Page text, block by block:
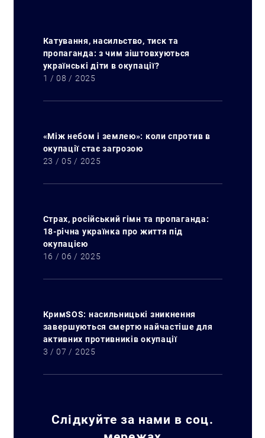
Катування, насильство, тиск та
пропаганда: з чим зіштовхуються
українські діти в окупації?
1 / 08 / 2025
«Між небом і землею»: коли спротив в
окупації стає загрозою
23 / 05 / 2025
Страх, російський гімн та пропаганда:
18-річна українка про життя під
окупацією
16 / 06 / 2025
КримSOS: насильницькі зникнення
завершуються смертю найчастіше для
активних противників окупації
3 / 07 / 2025
Слідкуйте за нами в соц.